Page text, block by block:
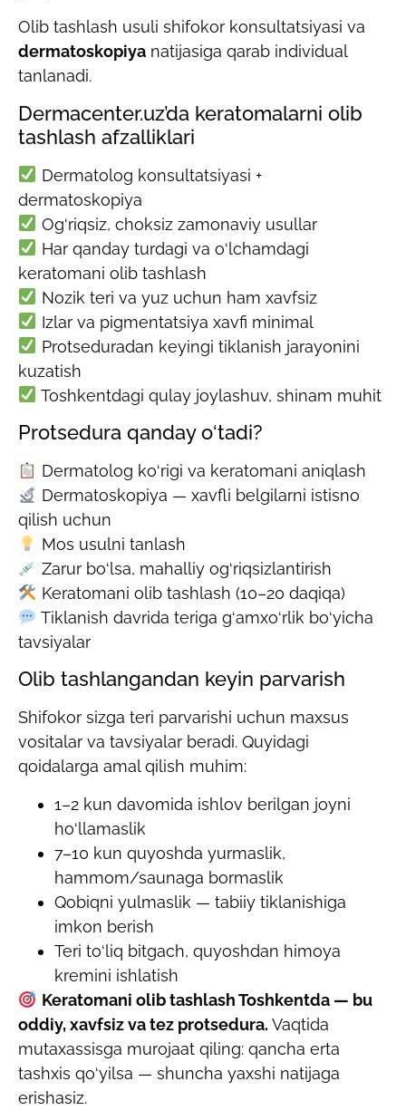
Olib tashlash usuli shifokor konsultatsiyasi va
dermatoskopiya natijasiga qarab individual
tanlanadi.
Dermacenter.uz’da keratomalarni olib
tashlash afzalliklari
Dermatolog konsultatsiyasi +
dermatoskopiya
Og‘riqsiz, choksiz zamonaviy usullar
Har qanday turdagi va o‘lchamdagi
keratomani olib tashlash
Nozik teri va yuz uchun ham xavfsiz
Izlar va pigmentatsiya xavfi minimal
Protseduradan keyingi tiklanish jarayonini
kuzatish
Toshkentdagi qulay joylashuv, shinam muhit
Protsedura qanday o‘tadi?
Dermatolog ko‘rigi va keratomani aniqlash
Dermatoskopiya — xavfli belgilarni istisno
qilish uchun
Mos usulni tanlash
Zarur bo‘lsa, mahalliy og‘riqsizlantirish
Keratomani olib tashlash (10–20 daqiqa)
Tiklanish davrida teriga g‘amxo‘rlik bo‘yicha
tavsiyalar
Olib tashlangandan keyin parvarish
Shifokor sizga teri parvarishi uchun maxsus
vositalar va tavsiyalar beradi. Quyidagi
qoidalarga amal qilish muhim:
1–2 kun davomida ishlov berilgan joyni
ho‘llamaslik
7–10 kun quyoshda yurmaslik,
hammom/saunaga bormaslik
Qobiqni yulmaslik — tabiiy tiklanishiga
imkon berish
Teri to‘liq bitgach, quyoshdan himoya
kremini ishlatish
Keratomani olib tashlash Toshkentda — bu
oddiy, xavfsiz va tez protsedura. Vaqtida
mutaxassisga murojaat qiling: qancha erta
tashxis qo‘yilsa — shuncha yaxshi natijaga
erishasiz.